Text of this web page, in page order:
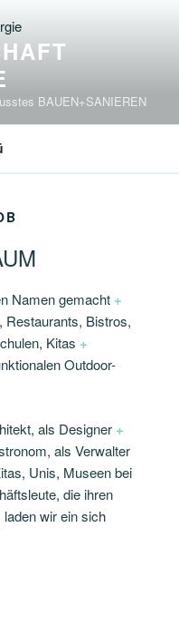
BAUEN+SANIEREN
Namen gemacht +
Restaurants, Bistros,
Kitas +
Outdoor-
als Designer +
als Verwalter
Unis, Museen bei
die ihren
wir ein sich